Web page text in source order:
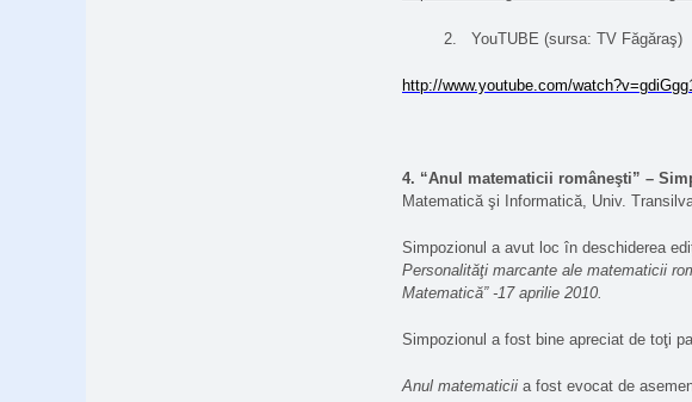
2. YouTUBE (sursa: TV Făgăraş)
http://www.youtube.com/
4. “Anul matematicii româneşti” –
Matematică şi Informatică, Univ.
Simpozionul a avut loc în deschiderea
Personalităţi marcante ale matematicii
Matematică” -17 aprilie 2010.
Simpozionul a fost bine apreciat de toţi
Anul matematicii a fost evocat de